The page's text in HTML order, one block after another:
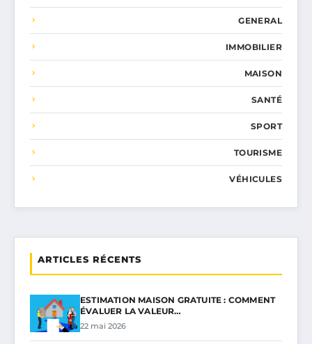
GENERAL
IMMOBILIER
MAISON
SANTÉ
SPORT
TOURISME
VÉHICULES
ARTICLES RÉCENTS
ESTIMATION MAISON GRATUITE : COMMENT
ÉVALUER LA VALEUR…
22 mai 2026